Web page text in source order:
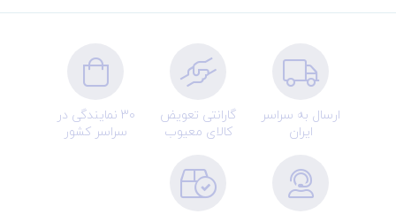
ارسال به سراسر
ایران
گارانتی تعویض
کالای معیوب
30 نمایندگی در
سراسر کشور